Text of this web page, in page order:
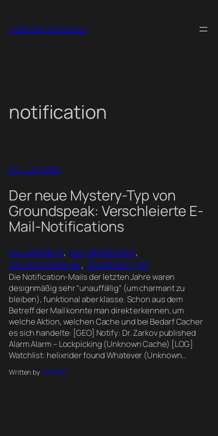
content
helixrider's hideout
notification
24. July 2014
Der neue Mystery-Typ von
Groundspeak: Verschleierte E-
Mail-Notifications
ALLGEMEIN, ALLGEMEINES
GROUNDSPEAK, KOMMENTAR
Die Notification-Mails der letzten Jahre waren
designmäßig sehr “unauffällig” (um charmant zu
bleiben), funktional aber klasse. Schon aus dem
Betreff der Mail konnte man direkt erkennen, um
welche Aktion, welchen Cache und bei Bedarf Cacher
es sich handelte: [GEO] Notify: Dr. Zarkov published
Alarm Alarm – Lockpicking (Unknown Cache) [LOG]
Watchlist: helixrider found Whatever (Unknown…
Written byhelixrider